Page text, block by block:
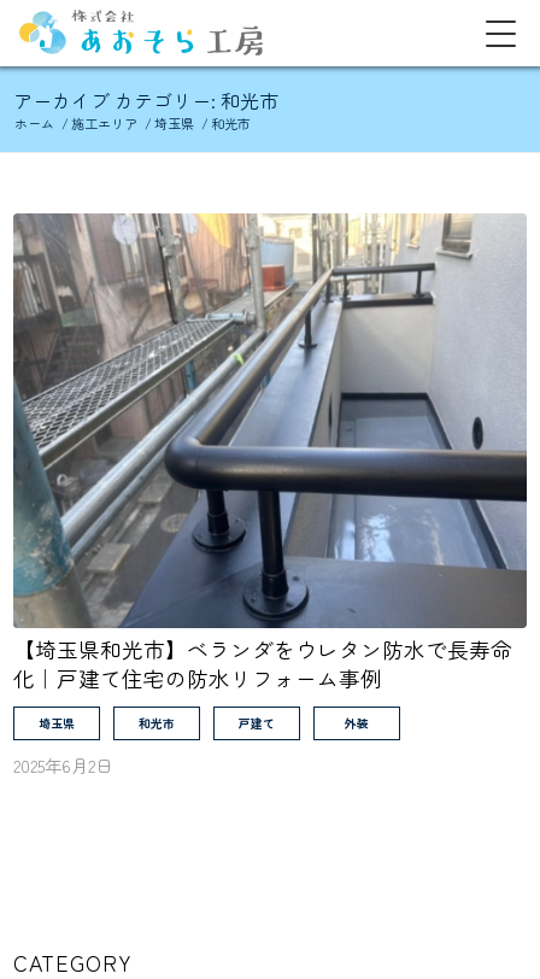
アーカイブ カテゴリー: 和光市
ホーム / 施工エリア / 埼玉県 / 和光市
【埼玉県和光市】ベランダをウレタン防水で長寿命
化｜戸建て住宅の防水リフォーム事例
埼玉県 和光市 戸建て 外装
2025年6月2日
CATEGORY